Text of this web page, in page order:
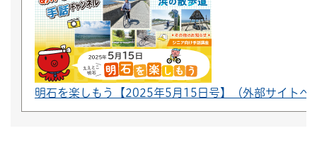
明石を楽しもう【2025年5月15日号】（外部サイトへ